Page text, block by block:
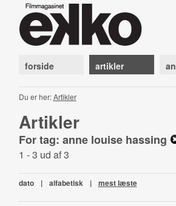
forside artikler
Du er her:Artikler
Artikler
For tag: anne louise hassing
1 - 3 ud af 3
dato | alfabetisk | mest læste